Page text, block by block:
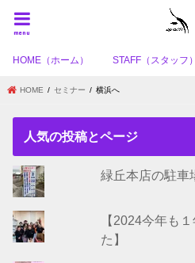
menu
HOME（ホーム） STAFF（スタッフ）
HOME セミナー 横浜へ
人気の投稿とページ
緑丘本店の駐車
【2024今年も
た】